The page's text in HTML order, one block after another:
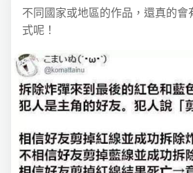
不同國家或地區的作品，還真的會
式呢！